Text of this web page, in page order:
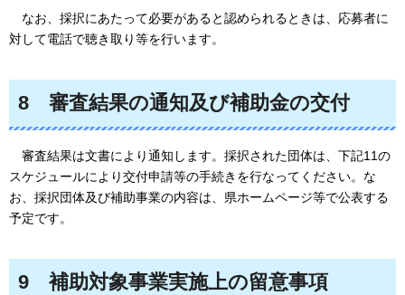
なお、 採択にあたって必要があると認められるときは、応募者に
対して電話で聴き取り等を行います。
8 審査結果の通知及び補助金の交付
審査結果は文書により通知します。採択された団体は、下記11の
スケジュールにより交付申請等の手続きを行なってください。な
お、採択団体及び補助事業の内容は、県ホームページ等で公表する
予定です。
9 補助対象事業実施上の留意事項